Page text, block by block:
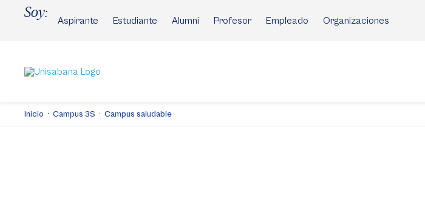
Soy:
Aspirante Estudiante Alumni Profesor Empleado Organizaciones
Inicio Campus 3S Campus saludable